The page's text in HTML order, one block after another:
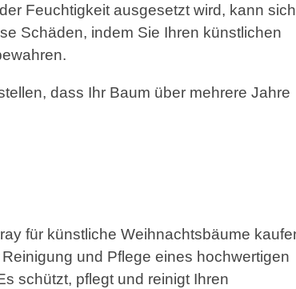
Feuchtigkeit ausgesetzt wird, kann sich
Schäden, indem Sie Ihren künstlichen
dass Ihr Baum über mehrere Jahre
für künstliche Weihnachtsbäume
und Pflege eines hochwertigen
schützt, pflegt und reinigt Ihren